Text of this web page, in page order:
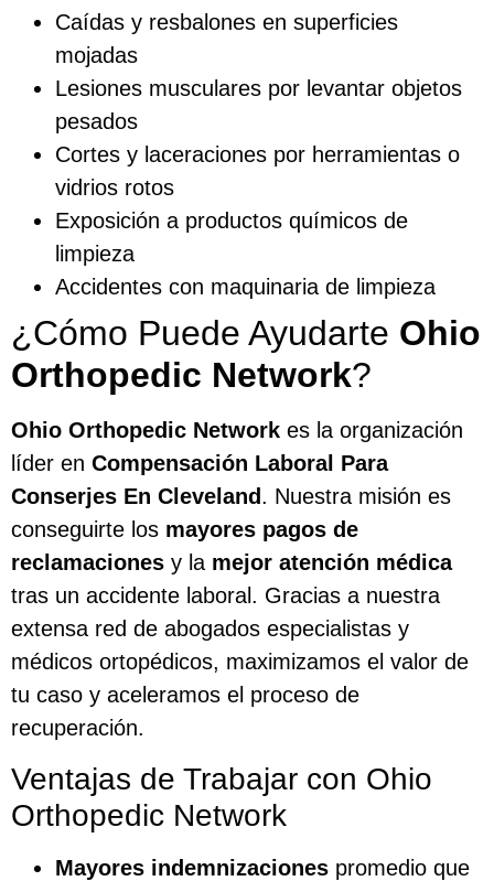
Caídas y resbalones en superficies
mojadas
Lesiones musculares por levantar objetos
pesados
Cortes y laceraciones por herramientas o
vidrios rotos
Exposición a productos químicos de
limpieza
Accidentes con maquinaria de limpieza
¿Cómo Puede Ayudarte Ohio
Orthopedic Network?
Ohio Orthopedic Network es la organización
líder en Compensación Laboral Para
Conserjes En Cleveland. Nuestra misión es
conseguirte los mayores pagos de
reclamaciones y la mejor atención médica
tras un accidente laboral. Gracias a nuestra
extensa red de abogados especialistas y
médicos ortopédicos, maximizamos el valor de
tu caso y aceleramos el proceso de
recuperación.
Ventajas de Trabajar con Ohio
Orthopedic Network
Mayores indemnizaciones promedio que